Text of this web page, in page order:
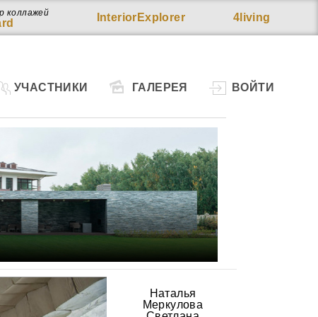
4living
InteriorExplorer
коллажей
УЧАСТНИКИ ГАЛЕРЕЯ ВОЙТИ
Наталья
Меркулова